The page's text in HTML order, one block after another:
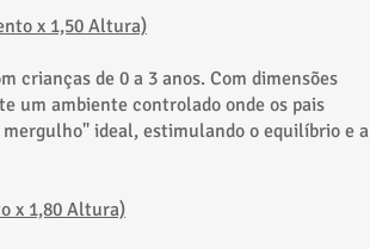
x 1,50 Altura)
crianças de 0 a 3 anos. Com dimensões
um ambiente controlado onde os pais
ideal, estimulando o equilíbrio e a
x 1,80 Altura)